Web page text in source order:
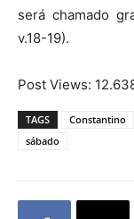
será chamado
v.18-19).
Post Views:
TAGS Constantino
sábado